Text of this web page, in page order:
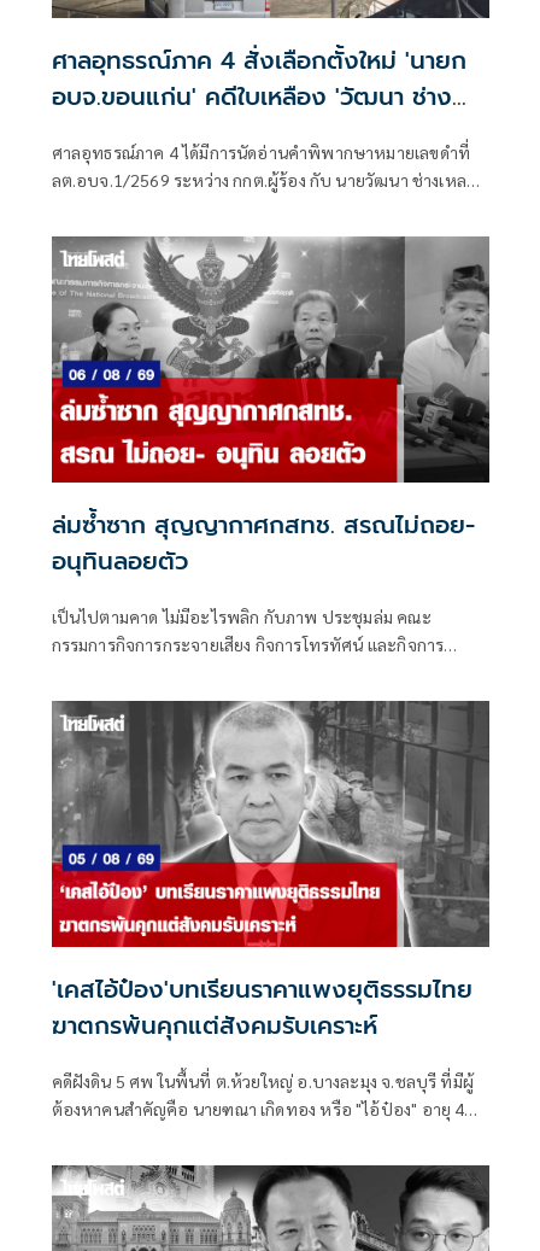
ศาลอุทธรณ์ภาค 4 สั่งเลือกตั้งใหม่ 'นายก
อบจ.ขอนแก่น' คดีใบเหลือง 'วัฒนา ช่าง
ศาลอุทธรณ์ภาค 4 ได้มีการนัดอ่านคำพิพากษาหมายเลขดำที่
ลต.อบจ.1/2569 ระหว่าง กกต.ผู้ร้อง กับ นายวัฒนา ช่างเหลา
บริหารท้องถิ่น (ขอให้มีการเลือกตั้ง นายก อบจ.ใหม่)
ล่มซ้ำซาก สุญญากาศกสทช. สรณไม่ถอย-
อนุทินลอยตัว
เป็นไปตามคาด ไม่มีอะไรพลิก กับภาพ ประชุมล่ม คณะ
กรรมการกิจการกระจายเสียง กิจการโทรทัศน์ และกิจการ
'เคสไอ้ป๋อง'บทเรียนราคาแพงยุติธรรมไทย
ฆาตกรพ้นคุกแต่สังคมรับเคราะห์
คดีฝังดิน 5 ศพ ในพื้นที่ ต.ห้วยใหญ่ อ.บางละมุง จ.ชลบุรี ที่มีผู้
ต้องหาคนสำคัญคือ นายฑณา เกิดทอง หรือ "ไอ้ป๋อง" อายุ 43